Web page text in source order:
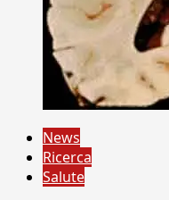
News
Ricerca
Salute